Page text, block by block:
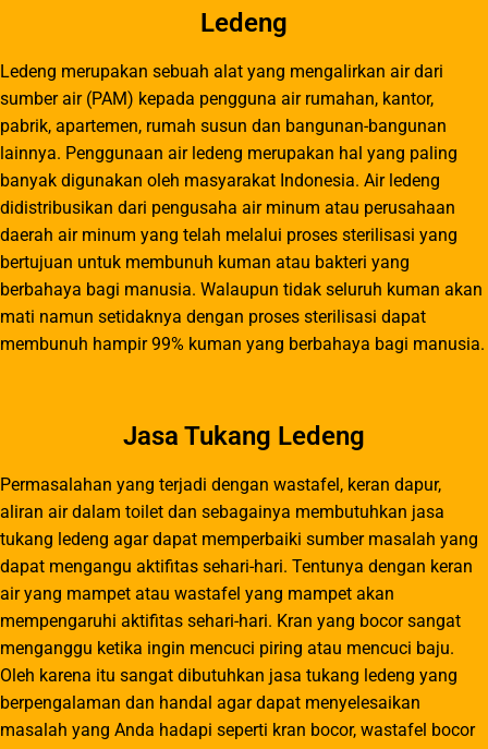
Ledeng
Ledeng merupakan sebuah alat yang mengalirkan air dari
sumber air (PAM) kepada pengguna air rumahan, kantor,
pabrik, apartemen, rumah susun dan bangunan-bangunan
lainnya. Penggunaan air ledeng merupakan hal yang paling
banyak digunakan oleh masyarakat Indonesia. Air ledeng
didistribusikan dari pengusaha air minum atau perusahaan
daerah air minum yang telah melalui proses sterilisasi yang
bertujuan untuk membunuh kuman atau bakteri yang
berbahaya bagi manusia. Walaupun tidak seluruh kuman akan
mati namun setidaknya dengan proses sterilisasi dapat
membunuh hampir 99% kuman yang berbahaya bagi manusia.
Jasa Tukang Ledeng
Permasalahan yang terjadi dengan wastafel, keran dapur,
aliran air dalam toilet dan sebagainya membutuhkan jasa
tukang ledeng agar dapat memperbaiki sumber masalah yang
dapat mengangu aktifitas sehari-hari. Tentunya dengan keran
air yang mampet atau wastafel yang mampet akan
mempengaruhi aktifitas sehari-hari. Kran yang bocor sangat
menganggu ketika ingin mencuci piring atau mencuci baju.
Oleh karena itu sangat dibutuhkan jasa tukang ledeng yang
berpengalaman dan handal agar dapat menyelesaikan
masalah yang Anda hadapi seperti kran bocor, wastafel bocor